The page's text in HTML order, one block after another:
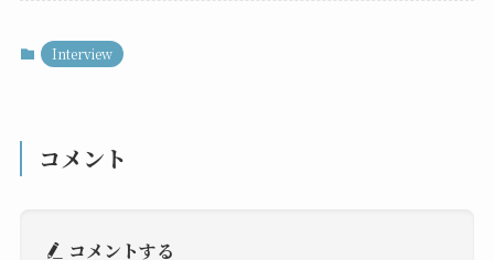
Interview
コメント
コメントする